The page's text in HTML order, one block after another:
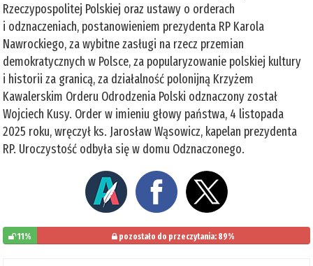
Rzeczypospolitej Polskiej oraz ustawy o orderach
i odznaczeniach, postanowieniem prezydenta RP Karola
Nawrockiego, za wybitne zasługi na rzecz przemian
demokratycznych w Polsce, za popularyzowanie polskiej kultury
i historii za granicą, za działalność polonijną Krzyżem
Kawalerskim Orderu Odrodzenia Polski odznaczony został
Wojciech Kusy. Order w imieniu głowy państwa, 4 listopada
2025 roku, wręczył ks. Jarosław Wąsowicz, kapelan prezydenta
RP. Uroczystość odbyła się w domu Odznaczonego.
11% pozostało do przeczytania: 89%